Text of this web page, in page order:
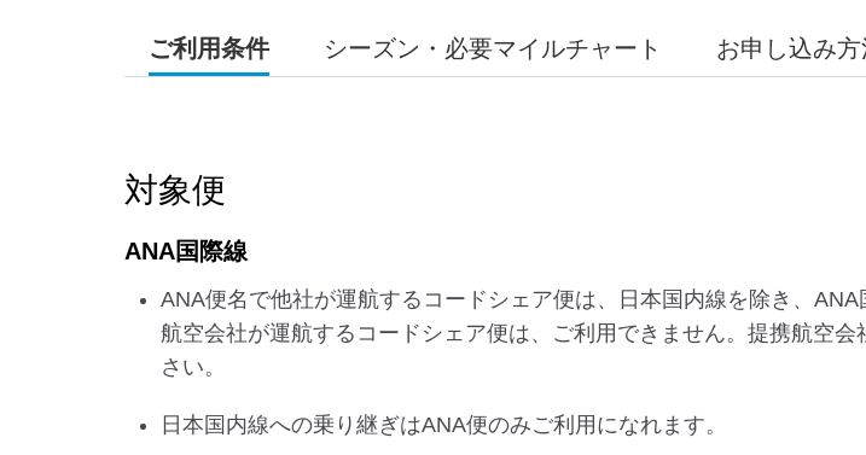
ご利用条件 シーズン・必要マイルチャート お申し込み
対象便
ANA国際線
ANA便名で他社が運航するコードシェア便は、日本国内線を除き、
航空会社が運航するコードシェア便は、ご利用できません。提携航空会
さい。
日本国内線への乗り継ぎはANA便のみご利用になれます。